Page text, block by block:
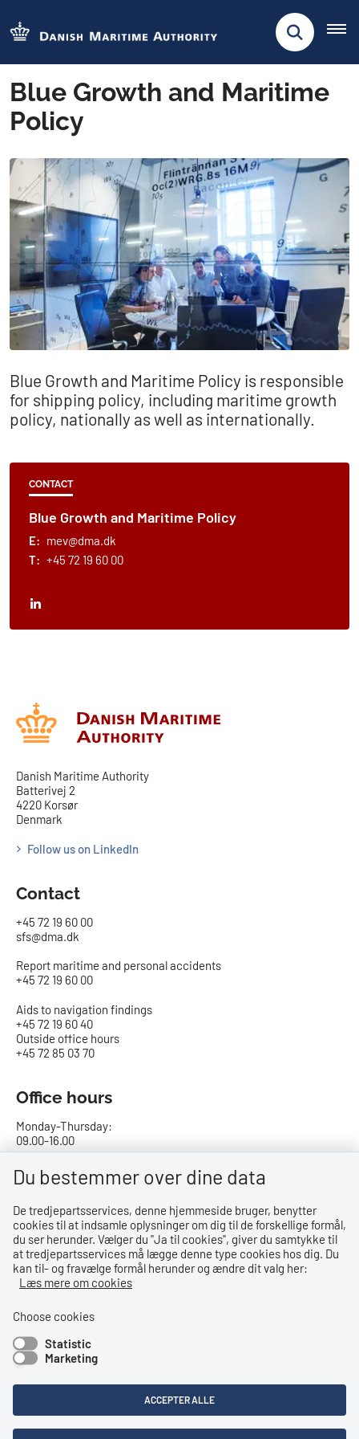
Blue Growth and Maritime
Policy
Blue Growth and Maritime Policy is responsible
for shipping policy, including maritime growth
policy, nationally as well as internationally.
CONTACT
Blue Growth and Maritime Policy
E: mev@dma.dk
T: +45 72 19 60 00
Danish Maritime Authority
Batterivej 2
4220 Korsør
Denmark
Follow us on LinkedIn
Contact
+45 72 19 60 00
sfs@dma.dk
Report maritime and personal accidents
+45 72 19 60 00
Aids to navigation findings
+45 72 19 60 40
Outside office hours
+45 72 85 03 70
Office hours
Monday-Thursday:
09.00-16.00
Friday:
09.00-15.00
Bank details
CVR no.: 29831610
EAN no.: 5798000023000
Reg. no. 0216, account no. 4069031625
SWIFT: DABADKKK
Shortcuts
Accessibility Statement
Privacy Policy
Du bestemmer over dine data
De tredjepartsservices, denne hjemmeside bruger, benytter
cookies til at indsamle oplysninger om dig til de forskellige formål,
du ser herunder. Vælger du ''Ja til cookies'', giver du samtykke til
at tredjepartsservices må lægge denne type cookies hos dig. Du
kan til- og fravælge formål herunder og ændre dit valg her:
Læs mere om cookies
Choose cookies
Statistic
Marketing
ACCEPTER ALLE